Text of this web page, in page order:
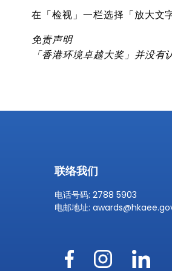
在「检视」一栏选择「放大文字
免责声明
「香港环境卓越大奖」并没
联络我们
电话号码: 2788 5903
电邮地址: